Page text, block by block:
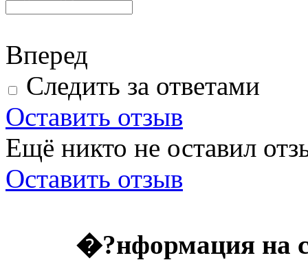
Вперед
Следить за ответами
Оставить отзыв
Ещё никто не оставил
Оставить отзыв
�?нформация на